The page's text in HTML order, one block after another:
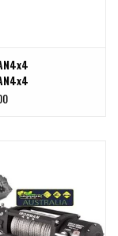
Seilwinde